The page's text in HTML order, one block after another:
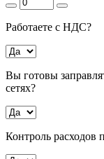
Работаете с НДС?
Вы готовы
сетях?
Контроль расходов